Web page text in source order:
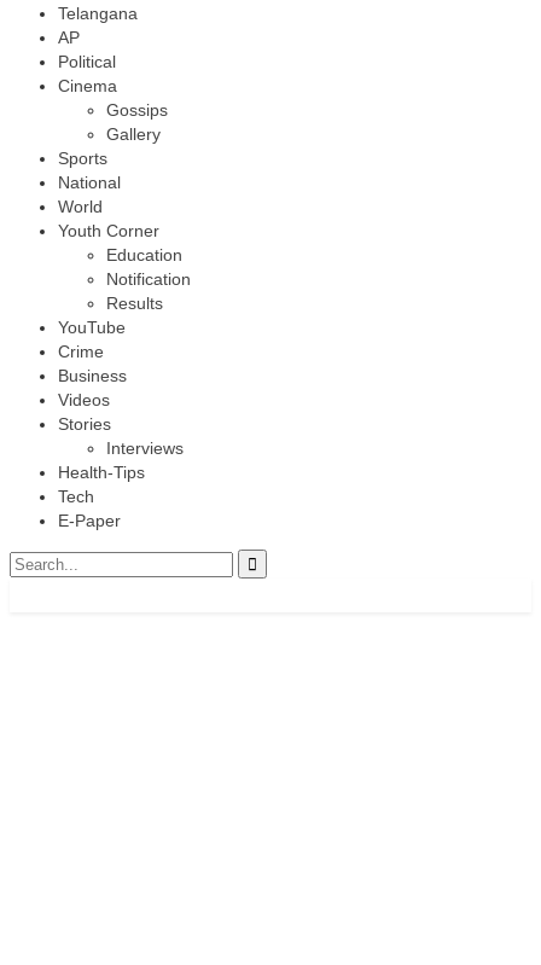
నాగార్జున పాఠశాలలో రంగుల సందడి
రామాలయం వద్ద బస్ స్టాప్ ఏర్పాటు చేయాలి ..
అక్రమ డ్రైనేజీ వ్యవస్థ ను ఆపాలి..
సైబర్ మోసగాళ్లతో జాగ్రత్త!
రూ.100 కోట్లతో కొత్త రోడ్లు
తాండూరు ఎమ్మెల్యే జన్మదిన సందర్భంగా అజ్మీర్ షరీఫ్ దర్గాలో ప్రత్యేక
ప్రార్థనలు
ఈ నెల 10న ‘జైల్ భరో’ను జయప్రదం చేయండి
బాలల హక్కులు, రక్షణ చట్టాలపై విద్యార్థులకు అవగాహన సదస్సు
Telangana
AP
Political
Cinema
Gossips
Gallery
Sports
National
World
Youth Corner
Education
Notification
Results
YouTube
Crime
Business
Videos
Stories
Interviews
Health-Tips
Tech
E-Paper